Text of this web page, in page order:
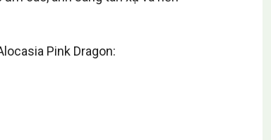
Pink Dragon: